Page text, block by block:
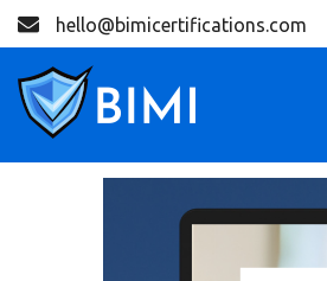
hello@bimicertifications.com